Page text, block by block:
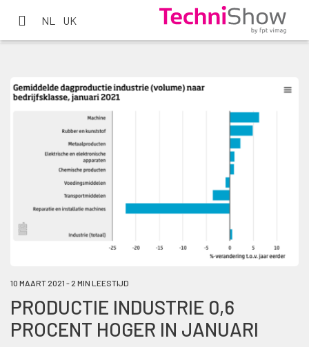
NL UK
10 MAART 2021 - 2 MIN LEESTIJD
PRODUCTIE INDUSTRIE 0,6
PROCENT HOGER IN JANUARI